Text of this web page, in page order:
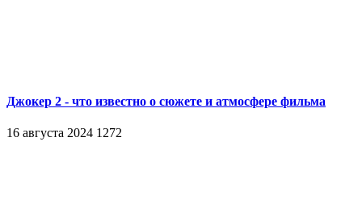
Джокер 2 - что известно о сюжете и атмосфере фильма
16 августа 2024 1272